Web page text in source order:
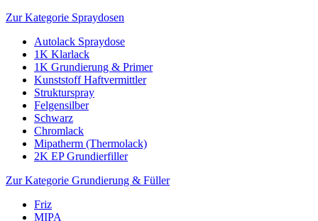
Zur Kategorie Spraydosen
Autolack Spraydose
1K Klarlack
1K Grundierung & Primer
Kunststoff Haftvermittler
Strukturspray
Felgensilber
Schwarz
Chromlack
Mipatherm (Thermolack)
2K EP Grundierfiller
Zur Kategorie Grundierung & Füller
Friz
MIPA